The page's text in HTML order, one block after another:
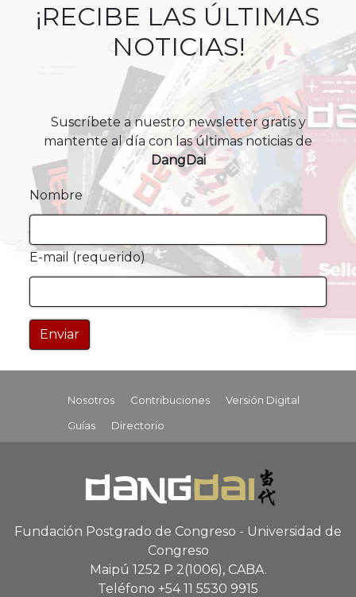
¡RECIBE LAS ÚLTIMAS
NOTICIAS!
Suscríbete a nuestro newsletter gratis y
mantente al día con las últimas noticias de
DangDai
Nombre
E-mail (requerido)
Nosotros Contribuciones
Versión Digital
Guías
Directorio
Fundación Postgrado de Congreso - Universidad de
Congreso
Maipú 1252 P 2 (1006), CABA.
Teléfono +54 11 5530 9915